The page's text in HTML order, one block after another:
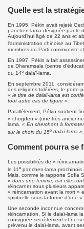
Quelle est la
En 1995, Pékin avait rejeté
panchen-lama désignée par le
Aujourd’hui âgé de 22 ans et
l’administration chinoise au
membres du Parti communiste
En 1997, Pékin a fait
de Dharamsala (centre
du 14e dalaï-lama.
En septembre 2011,
des religions tolérées, le porte-
« le titre de dalaï-lama est
tout autre cas de figure ».
Parallèlement, Pékin soutient
« chogden » (une très
lama. « En cherchant à
sur le choix du 15e dalaï-lama »,
Comment pourra se
Les possibilités de «
le 11 e panchen-lama prochinois
Mais, comme le rapporte Sofia
« dans une femme, car elles
réincarner sous plusieurs
« réincarnation avant la mort »
spirituelle sous la forme d’une
Une seconde inconnue
réincarnation. Si le dalaï-lama
consignée secrètement et ne
prévenu le dalaï-lama, avant